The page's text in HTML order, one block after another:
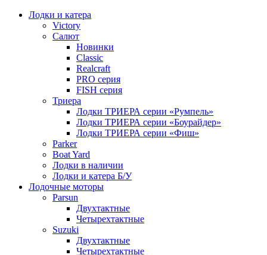
Лодки и катера
Victory
Салют
Новинки
Classic
Realcraft
PRO серия
FISH серия
Триера
Лодки ТРИЕРА серии «Румпель»
Лодки ТРИЕРА серии «Боурайдер»
Лодки ТРИЕРА серии «Фиш»
Parker
Boat Yard
Лодки в наличии
Лодки и катера Б/У
Лодочные моторы
Parsun
Двухтактные
Четырехтактные
Suzuki
Двухтактные
Четырехтактные